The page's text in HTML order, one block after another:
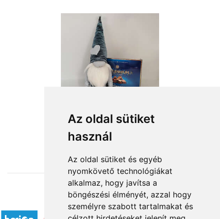
Az oldal sütiket
használ
Az oldal sütiket és egyéb
nyomkövető technológiákat
alkalmaz, hogy javítsa a
böngészési élményét, azzal hogy
személyre szabott tartalmakat és
from HUF12,880
Accepted payment methods